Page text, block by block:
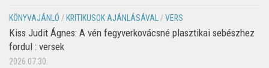
KÖNYVAJÁNLÓ / KRITIKUSOK AJÁNLÁSÁVAL/VERS
Kiss Judit Ágnes: A vén fegyverkovácsné plasztikai sebészhez
fordul : versek
2026.07.30.